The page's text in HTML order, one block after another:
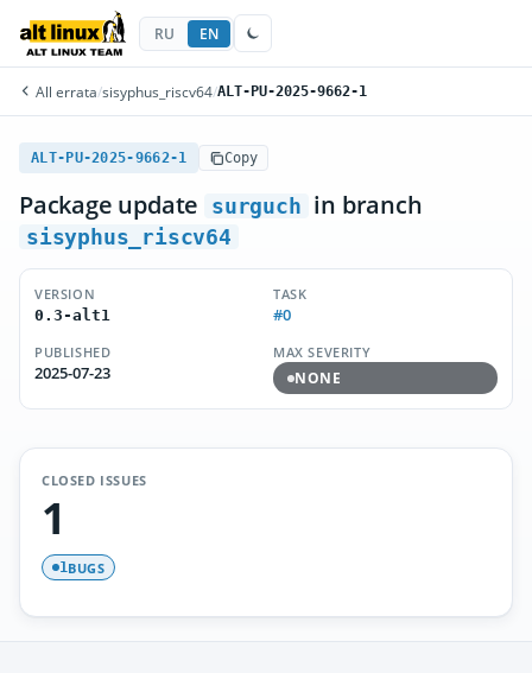
RU EN
All errata/sisyphus_riscv64/ALT-PU-2025-9662-1
ALT-PU-2025-9662-1 Copy
Package update surguch in branch
sisyphus_riscv64
VERSION
0.3-alt1
TASK
#0
PUBLISHED
2025-07-23
MAX SEVERITY
NONE
CLOSED ISSUES
1
1BUGS